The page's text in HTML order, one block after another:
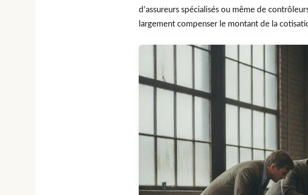
d’assureurs spécialisés ou même de
largement compenser le montant de la